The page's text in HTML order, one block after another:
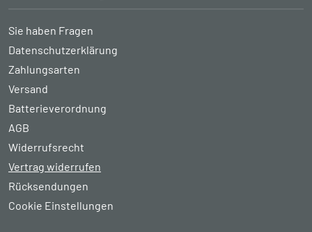
Sie haben Fragen
Datenschutzerklärung
Zahlungsarten
Versand
Batterieverordnung
AGB
Widerrufsrecht
Vertrag widerrufen
Rücksendungen
Cookie Einstellungen